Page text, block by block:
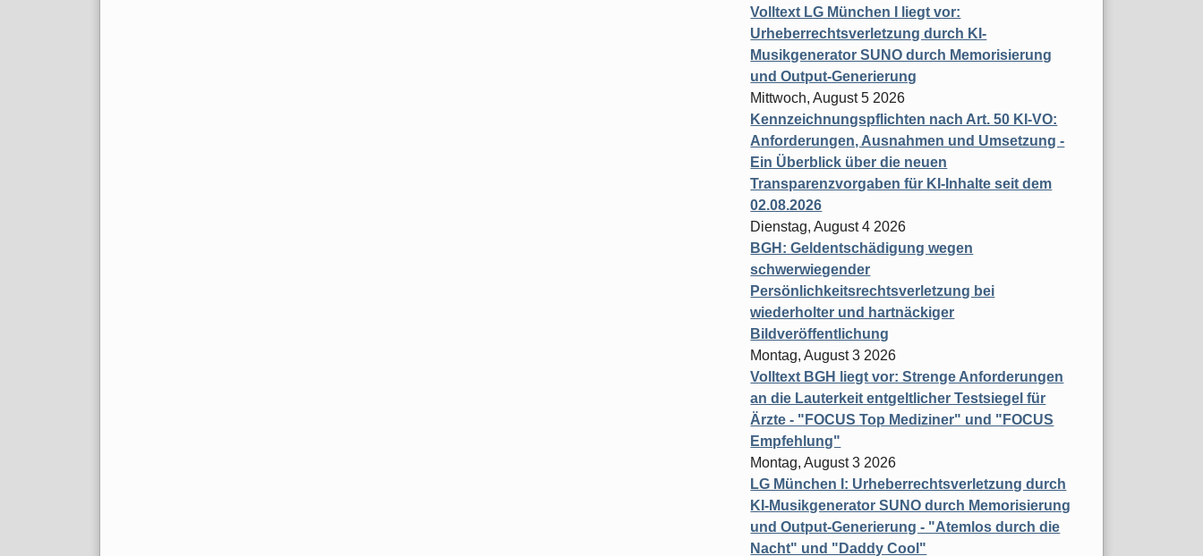
Volltext LG München I liegt vor:
Urheberrechtsverletzung durch KI-
Musikgenerator SUNO durch Memorisierung
und Output-Generierung
Mittwoch, August 5 2026
Kennzeichnungspflichten nach Art. 50 KI-VO:
Anforderungen, Ausnahmen und Umsetzung -
Ein Überblick über die neuen
Transparenzvorgaben für KI-Inhalte seit dem
02.08.2026
Dienstag, August 4 2026
BGH: Geldentschädigung wegen
schwerwiegender
Persönlichkeitsrechtsverletzung bei
wiederholter und hartnäckiger
Bildveröffentlichung
Montag, August 3 2026
Volltext BGH liegt vor: Strenge Anforderungen
an die Lauterkeit entgeltlicher Testsiegel für
Ärzte - "FOCUS Top Mediziner" und "FOCUS
Empfehlung"
Montag, August 3 2026
LG München I: Urheberrechtsverletzung durch
KI-Musikgenerator SUNO durch Memorisierung
und Output-Generierung - "Atemlos durch die
Nacht" und "Daddy Cool"